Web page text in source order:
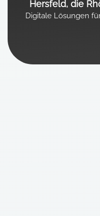
Hersfeld, die
Digitale Lösungen